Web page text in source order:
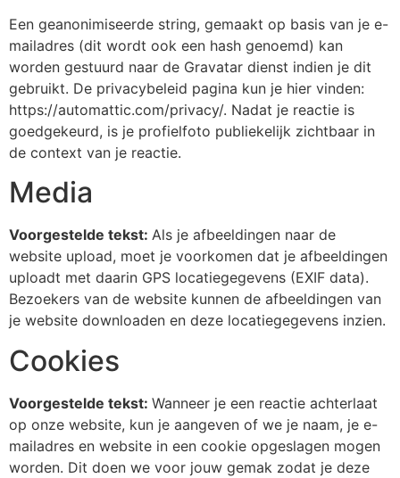
Een geanonimiseerde string, gemaakt op basis van je e-
mailadres (dit wordt ook een hash genoemd) kan
worden gestuurd naar de Gravatar dienst indien je dit
gebruikt. De privacybeleid pagina kun je hier vinden:
https://automattic.com/privacy/. Nadat je reactie is
goedgekeurd, is je profielfoto publiekelijk zichtbaar in
de context van je reactie.
Media
Voorgestelde tekst: Als je afbeeldingen naar de
website upload, moet je voorkomen dat je afbeeldingen
uploadt met daarin GPS locatiegegevens (EXIF data).
Bezoekers van de website kunnen de afbeeldingen van
je website downloaden en deze locatiegegevens inzien.
Cookies
Voorgestelde tekst: Wanneer je een reactie achterlaat
op onze website, kun je aangeven of we je naam, je e-
mailadres en website in een cookie opgeslagen mogen
worden. Dit doen we voor jouw gemak zodat je deze